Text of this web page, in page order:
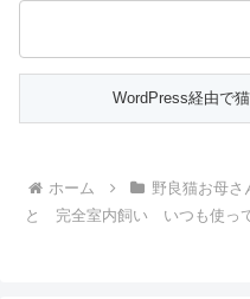
ホーム 野良猫お母さ
と 完全室内飼い いつも使っ